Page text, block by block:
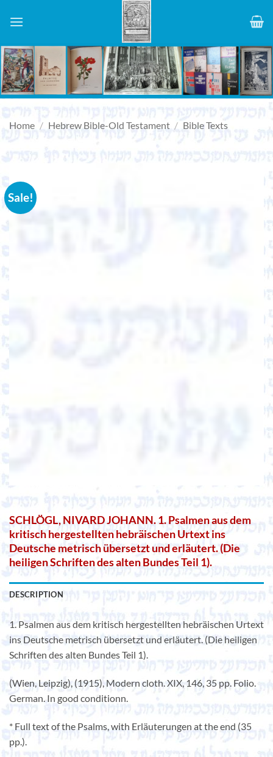
Home / Hebrew Bible-Old Testament / Bible Texts
Sale!
SCHLÖGL, NIVARD JOHANN. 1. Psalmen aus dem
kritisch hergestellten hebräischen Urtext ins
Deutsche metrisch übersetzt und erläutert. (Die
heiligen Schriften des alten Bundes Teil 1).
DESCRIPTION
1. Psalmen aus dem kritisch hergestellten hebräischen Urtext
ins Deutsche metrisch übersetzt und erläutert. (Die heiligen
Schriften des alten Bundes Teil 1).
(Wien, Leipzig), (1915), Modern cloth. XIX, 146, 35 pp. Folio.
German. In good conditionn.
* Full text of the Psalms, with Erläuterungen at the end (35
pp.).